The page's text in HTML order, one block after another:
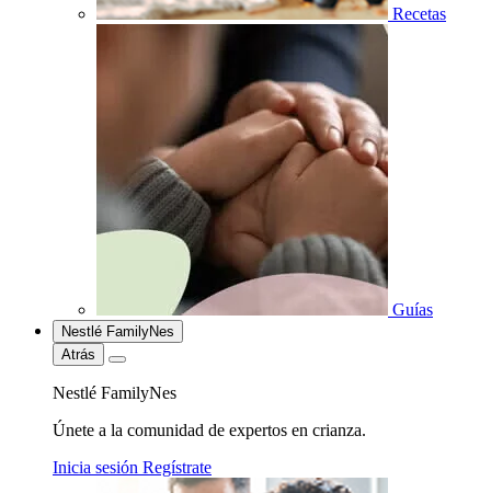
Recetas
Guías
Nestlé FamilyNes
Atrás
Nestlé FamilyNes
Únete a la comunidad de expertos en crianza.
Inicia sesión Regístrate